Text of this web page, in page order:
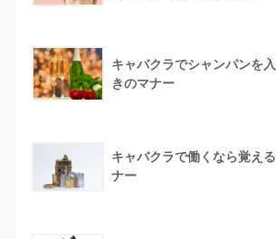
キャバクラでシャンパンを
きのマナー
キャバクラで働くなら覚え
ナー